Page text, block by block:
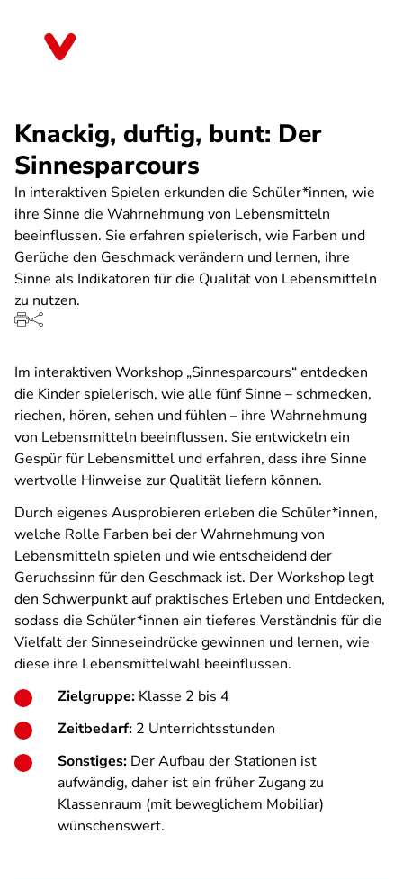
Knackig, duftig, bunt: Der
Sinnesparcours
In interaktiven Spielen erkunden die Schüler*innen, wie
ihre Sinne die Wahrnehmung von Lebensmitteln
beeinflussen. Sie erfahren spielerisch, wie Farben und
Gerüche den Geschmack verändern und lernen, ihre
Sinne als Indikatoren für die Qualität von Lebensmitteln
zu nutzen.
Im interaktiven Workshop „Sinnesparcours“ entdecken
die Kinder spielerisch, wie alle fünf Sinne – schmecken,
riechen, hören, sehen und fühlen – ihre Wahrnehmung
von Lebensmitteln beeinflussen. Sie entwickeln ein
Gespür für Lebensmittel und erfahren, dass ihre Sinne
wertvolle Hinweise zur Qualität liefern können.
Durch eigenes Ausprobieren erleben die Schüler*innen,
welche Rolle Farben bei der Wahrnehmung von
Lebensmitteln spielen und wie entscheidend der
Geruchssinn für den Geschmack ist. Der Workshop legt
den Schwerpunkt auf praktisches Erleben und Entdecken,
sodass die Schüler*innen ein tieferes Verständnis für die
Vielfalt der Sinneseindrücke gewinnen und lernen, wie
diese ihre Lebensmittelwahl beeinflussen.
Zielgruppe: Klasse 2 bis 4
Zeitbedarf: 2 Unterrichtsstunden
Sonstiges: Der Aufbau der Stationen ist
aufwändig, daher ist ein früher Zugang zu
Klassenraum (mit beweglichem Mobiliar)
wünschenswert.